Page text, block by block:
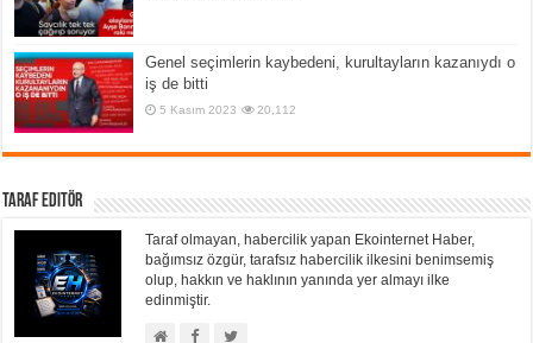
Genel seçimlerin kaybedeni, kurultayların kazanıydı o
iş de bitti
5 Kasım 2023 20,112
Taraf Editör
Taraf olmayan, habercilik yapan Ekointernet Haber,
bağımsız özgür, tarafsız habercilik ilkesini benimsemiş
olup, hakkın ve haklının yanında yer almayı ilke
edinmiştir.